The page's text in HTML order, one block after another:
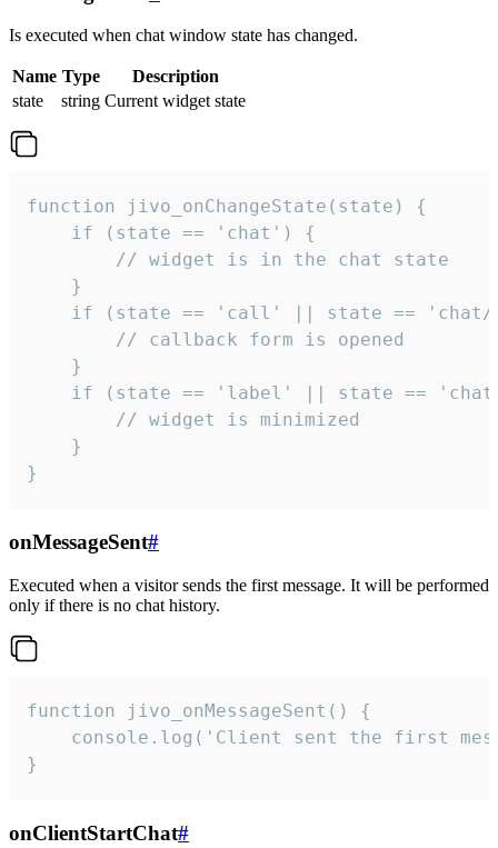
Is executed when chat window state has changed.
Name Type
Description
state
string Current widget state
function jivo_onChangeState(state) {
    if (state == 'chat') {
        // widget is in the chat state
    }
if (state == 'call' || state ==
        // callback form is opened
    }
if (state == 'label' || state ==
        // widget is minimized
    }
}
onMessageSent#
Executed when a visitor sends the first message. It will be performed
only if there is no chat history.
function jivo_onMessageSent() {
console.log('Client sent the first
}
onClientStartChat#